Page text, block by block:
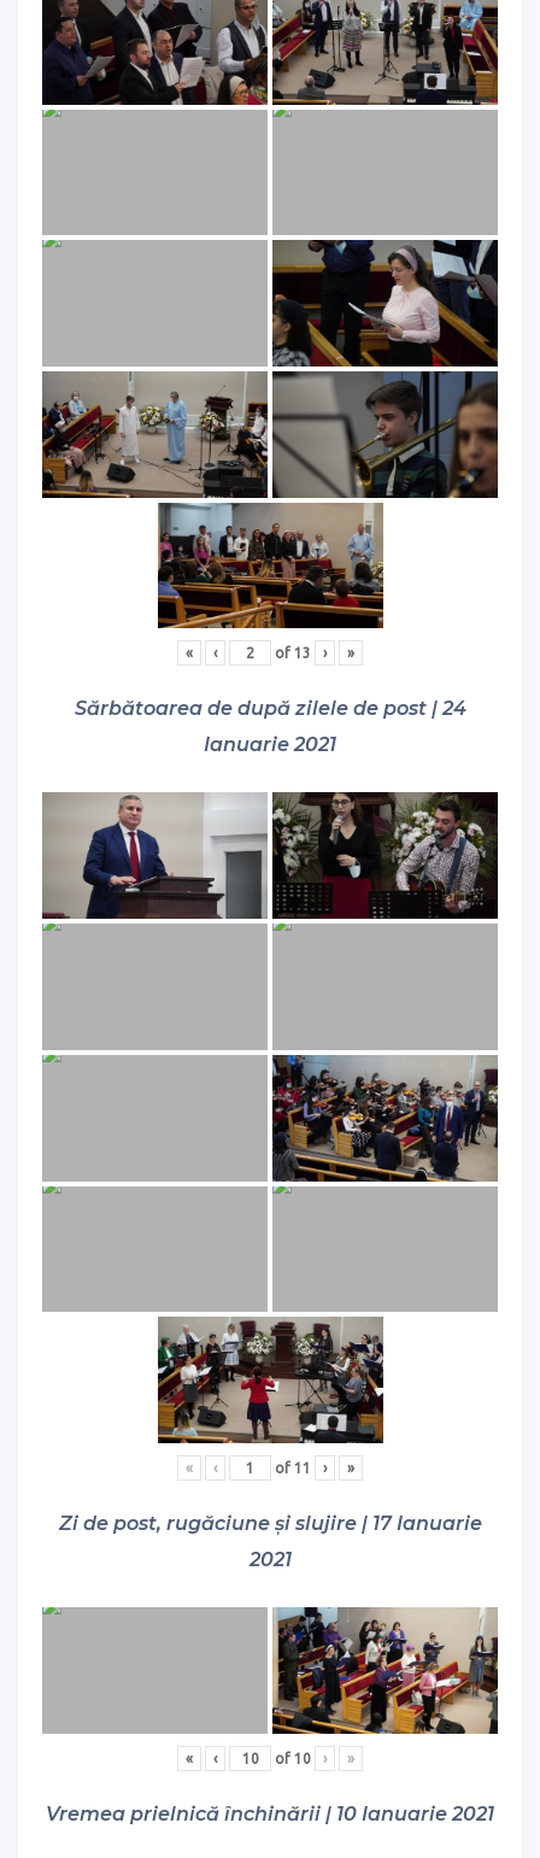
« ‹ of 13 › »
Sărbătoarea de după zilele de post | 24
Ianuarie 2021
« ‹ of 11 › »
Zi de post, rugăciune și slujire | 17 Ianuarie
2021
« ‹ of 10 › »
Vremea prielnică închinării | 10 Ianuarie 2021